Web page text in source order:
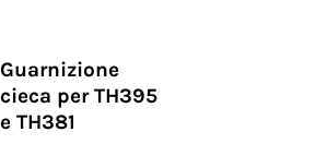
Guarnizione
cieca per TH395
e TH381